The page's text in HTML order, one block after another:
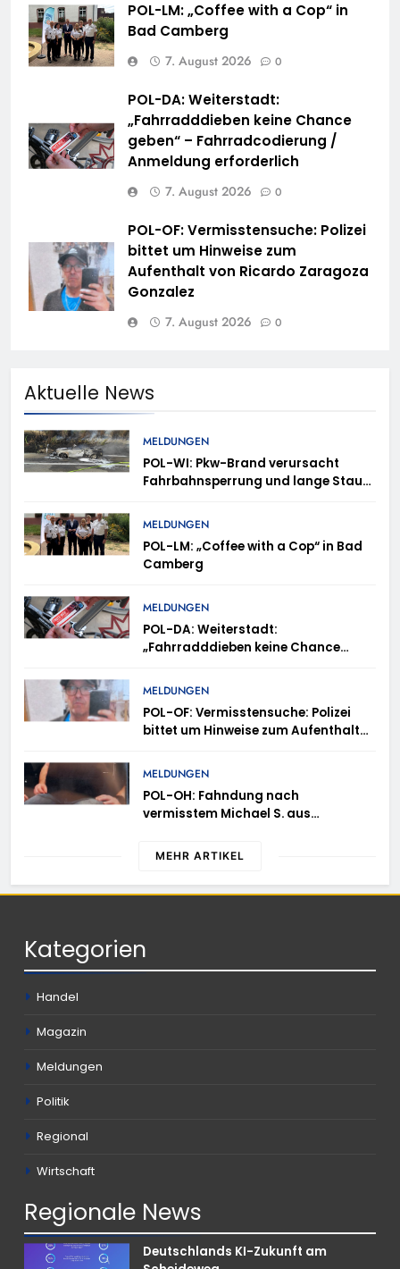
POL-LM: „Coffee with a Cop“ in
Bad Camberg
7. August 2026 0
POL-DA: Weiterstadt:
„Fahrradddieben keine Chance
geben“ – Fahrradcodierung /
Anmeldung erforderlich
7. August 2026 0
POL-OF: Vermisstensuche: Polizei
bittet um Hinweise zum
Aufenthalt von Ricardo Zaragoza
Gonzalez
7. August 2026 0
Aktuelle News
MELDUNGEN
POL-WI: Pkw-Brand verursacht
Fahrbahnsperrung und lange Staus
MELDUNGEN
POL-LM: „Coffee with a Cop“ in Bad
Camberg
MELDUNGEN
POL-DA: Weiterstadt:
„Fahrradddieben keine Chance
Anmeldung erforderlich
MELDUNGEN
POL-OF: Vermisstensuche: Polizei
bittet um Hinweise zum Aufenthalt
MELDUNGEN
POL-OH: Fahndung nach
vermisstem Michael S. aus
MEHR ARTIKEL
Kategorien
Handel
Magazin
Meldungen
Politik
Regional
Wirtschaft
Regionale News
Deutschlands KI-Zukunft am